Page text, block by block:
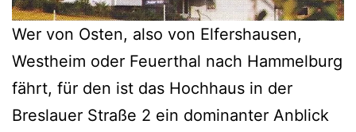
Wer von Osten, also von Elfershausen,
Westheim oder Feuerthal nach Hammelburg
fährt, für den ist das Hochhaus in der
Breslauer Straße 2 ein dominanter Anblick